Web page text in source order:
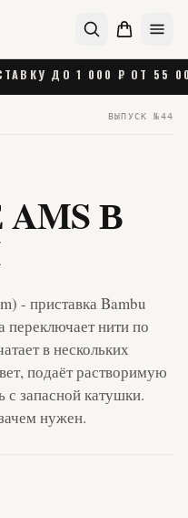
000 ₽ ОТ 55 000 ₽ ◆
ВЫПУСК №44
В
- приставка Bambu
переключает нити по
в нескольких
подаёт растворимую
с запасной катушки.
нужен.